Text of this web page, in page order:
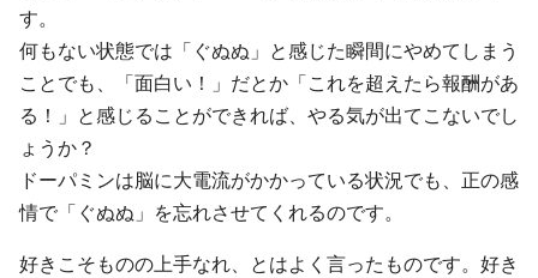
す。
何もない状態では「ぐぬぬ」と感じた瞬間にやめてしまう
ことでも、「面白い！」だとか「これを超えたら報酬があ
る！」と感じることができれば、やる気が出てこないでし
ょうか？
ドーパミンは脳に大電流がかかっている状況でも、正の感
情で「ぐぬぬ」を忘れさせてくれるのです。
好きこそものの上手なれ、とはよく言ったものです。好き